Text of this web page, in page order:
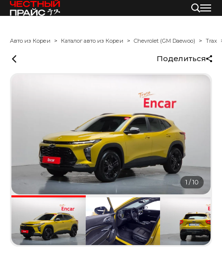
Авто из Кореи Каталог авто из Кореи Chevrolet (GM Daewoo) Trax
Поделиться
1 /10